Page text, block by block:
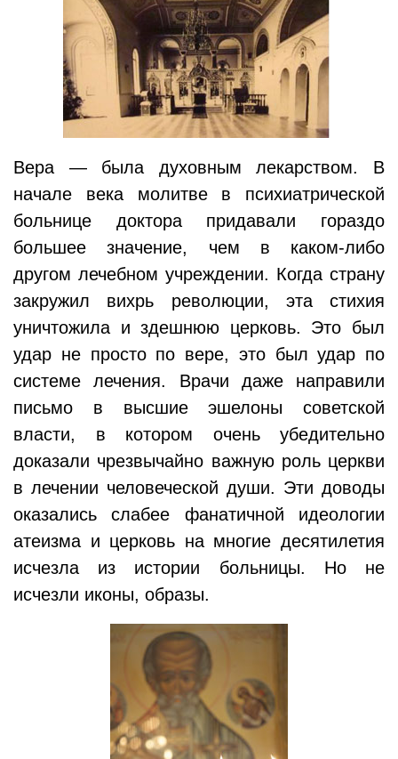
Вера — была духовным лекарством. В
начале века молитве в психиатрической
больнице доктора придавали гораздо
большее значение, чем в каком-либо
другом лечебном учреждении. Когда страну
закружил вихрь революции, эта стихия
уничтожила и здешнюю церковь. Это был
удар не просто по вере, это был удар по
системе лечения. Врачи даже направили
письмо в высшие эшелоны советской
власти, в котором очень убедительно
доказали чрезвычайно важную роль церкви
в лечении человеческой души. Эти доводы
оказались слабее фанатичной идеологии
атеизма и церковь на многие десятилетия
исчезла из истории больницы. Но не
исчезли иконы, образы.